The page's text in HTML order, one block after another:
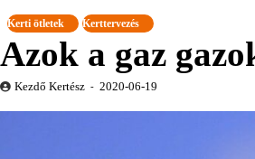
Kerti ötletek Kerttervezés
Azok a gaz
Kezdő Kertész 2020-06-19